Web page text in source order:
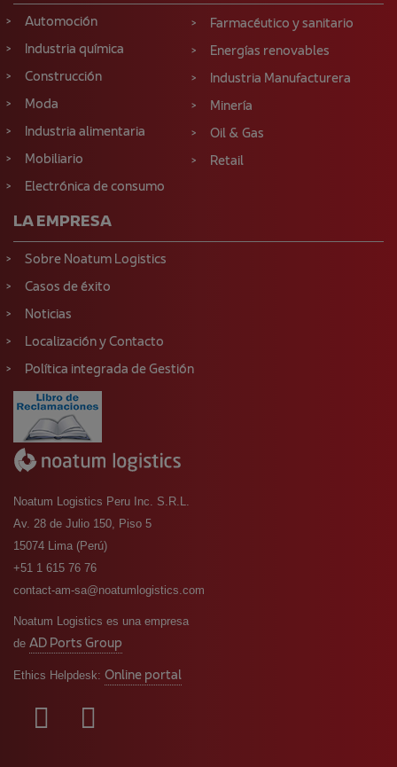
Automoción
Industria química
Construcción
Moda
Industria alimentaria
Mobiliario
Electrónica de consumo
Farmacéutico y sanitario
Energías renovables
Industria Manufacturera
Minería
Oil & Gas
Retail
LA EMPRESA
Sobre Noatum Logistics
Casos de éxito
Noticias
Localización y Contacto
Política integrada de Gestión
Noatum Logistics Peru Inc. S.R.L.
Av. 28 de Julio 150, Piso 5
15074 Lima (Perú)
+51 1 615 76 76
contact-am-sa@noatumlogistics.com
Noatum Logistics es una empresa
de AD Ports Group
Ethics Helpdesk: Online portal